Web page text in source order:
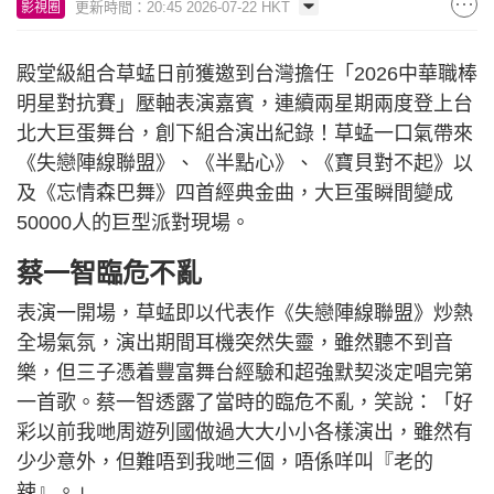
影視圈 更新時間：20:45 2026-07-22 HKT
殿堂級組合草蜢日前獲邀到台灣擔任「2026中華職棒
明星對抗賽」壓軸表演嘉賓，連續兩星期兩度登上台
北大巨蛋舞台，創下組合演出紀錄！草蜢一口氣帶來
《失戀陣線聯盟》、《半點心》、《寶貝對不起》以
及《忘情森巴舞》四首經典金曲，大巨蛋瞬間變成
50000人的巨型派對現場。
蔡一智臨危不亂
表演一開場，草蜢即以代表作《失戀陣線聯盟》炒熱
全場氣氛，演出期間耳機突然失靈，雖然聽不到音
樂，但三子憑着豐富舞台經驗和超強默契淡定唱完第
一首歌。蔡一智透露了當時的臨危不亂，笑說：「好
彩以前我哋周遊列國做過大大小小各樣演出，雖然有
少少意外，但難唔到我哋三個，唔係咩叫『老的